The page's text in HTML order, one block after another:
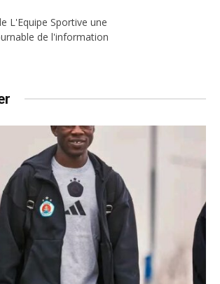
L'Equipe Sportive une
de l'information